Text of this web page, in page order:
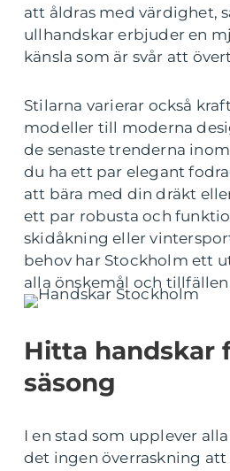
att åldras med värdighet,
ullhandskar erbjuder en
känsla som är svår att
Stilarna varierar också
modeller till moderna
de senaste trenderna
du ha ett par elegant
att bära med din dräkt
ett par robusta och
skidåkning eller
behov har Stockholm ett
alla önskemål och
Hitta handskar
säsong
I en stad som upplever
det ingen överraskning att